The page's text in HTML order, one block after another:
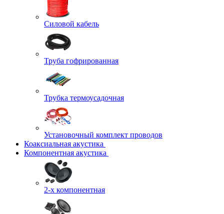
Силовой кабель
Труба гофрированная
Трубка термоусадочная
Установочный комплект проводов
Коаксиальная акустика
Компонентная акустика
2-х компонентная